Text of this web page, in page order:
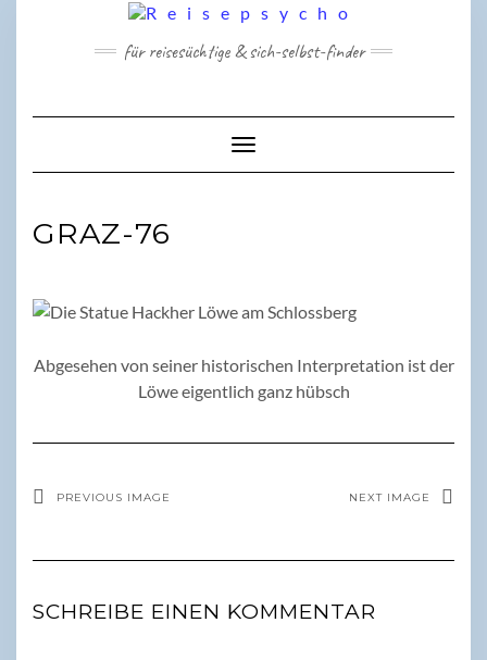
für reisesüchtige & sich-selbst-finder
Toggle Navigation
GRAZ-76
Abgesehen von seiner historischen Interpretation ist der
Löwe eigentlich ganz hübsch
PREVIOUS IMAGE NEXT IMAGE
SCHREIBE EINEN KOMMENTAR